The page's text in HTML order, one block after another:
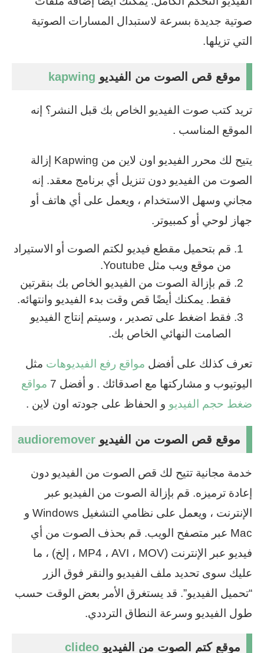
صوتية جديدة بسرعة لاستبدال المسارات الصوتية
التي تزيلها.
موقع قص الصوت من الفيديو kapwing
تريد كتب صوت الفيديو الخاص بك قبل النشر؟ إنه
الموقع المناسب .
يتيح لك محرر الفيديو اون لاين من Kapwing إزالة
الصوت من الفيديو دون تنزيل أي برنامج معقد. إنه
مجاني وسهل الاستخدام ، ويعمل على أي هاتف أو
جهاز لوحي أو كمبيوتر.
قم بتحميل مقطع فيديو لكتم الصوت أو الاستيراد
من موقع ويب مثل Youtube.
قم بإزالة الصوت من الفيديو الخاص بك بنقرتين
فقط. يمكنك أيضًا قص وقت بدء الفيديو وانتهائه.
فقط اضغط على تصدير ، وسيتم إنتاج الفيديو
الصامت النهائي الخاص بك.
تعرف كذلك على أفضل مواقع رفع الفيديوهات مثل
اليوتيوب و مشاركتها مع اصدقائك . و أفضل 7
مواقع
ضغط حجم الفيديو و الحفاظ على جودته اون لاين .
موقع قص الصوت من الفيديو audioremover
خدمة مجانية تتيح لك قص الصوت من الفيديو دون
إعادة ترميزه. قم بإزالة الصوت من الفيديو عبر
الإنترنت ، ويعمل على نظامي التشغيل Windows و
Mac عبر متصفح الويب. قم بحذف الصوت من أي
فيديو عبر الإنترنت (MP4 ، AVI ، MOV ، إلخ) ، ما
عليك سوى تحديد ملف الفيديو والنقر فوق الزر
“تحميل الفيديو”. قد يستغرق الأمر بعض الوقت حسب
طول الفيديو وسرعة النطاق الترددي.
موقع كتم الصوت من الفيديو clideo